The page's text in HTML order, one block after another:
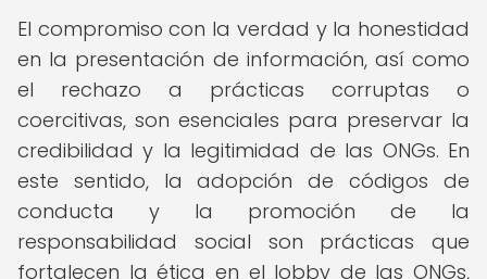
El compromiso con la verdad y la honestidad
en la presentación de información, así como
el rechazo a prácticas corruptas o
coercitivas, son esenciales para preservar la
credibilidad y la legitimidad de las ONGs. En
este sentido, la adopción de códigos de
conducta y la promoción de la
responsabilidad social son prácticas que
fortalecen la ética en el lobby de las ONGs,